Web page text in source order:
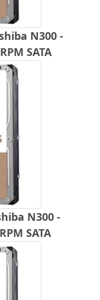
N300 -
SATA
N300 -
SATA